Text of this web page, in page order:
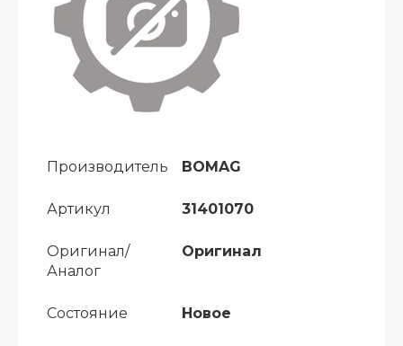
Производитель BOMAG
Артикул 31401070
Оригинал/
Аналог
Оригинал
Состояние Новое